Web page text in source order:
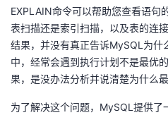
我
的
博
客
我
的
论
我
的
我
EXPLAIN命令可以帮助您查看语句
表扫描还是索引扫描，以及表的连
结果，并没有真正告诉MySQL为什
中，经常会遇到执行计划不是最优
果，是没办法分析并说清楚为什么
为了解决这个问题，MySQL提供了